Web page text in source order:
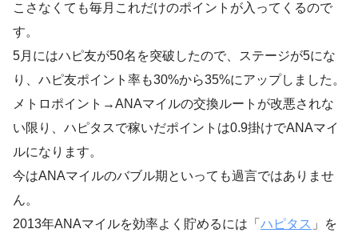
こさなくても毎月これだけのポイントが入ってくるので
す。
5月にはハピ友が50名を突破したので、ステージが5にな
り、ハピ友ポイント率も30%から35%にアップしました。
メトロポイント→ANAマイルの交換ルートが改悪されな
い限り、ハピタスで稼いだポイントは0.9掛けでANAマイ
ルになります。
今はANAマイルのバブル期といっても過言ではありませ
ん。
2013年ANAマイルを効率よく貯めるには「 ハピタス 」を